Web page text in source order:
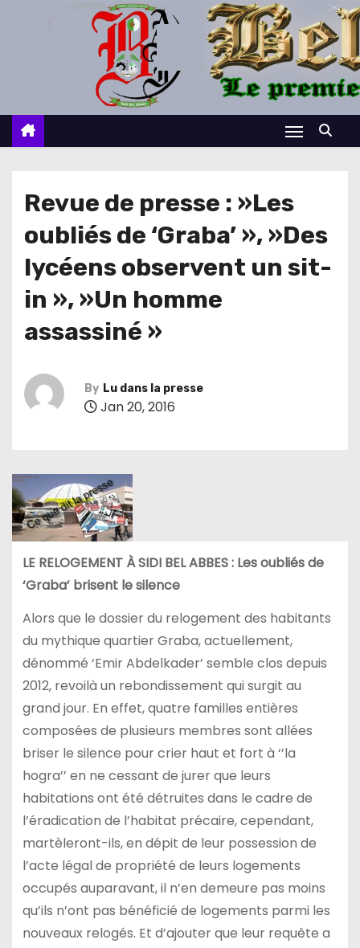
c
Revue de presse : »Les
oubliés de ‘Graba’ », »Des
lycéens observent un sit-
in », »Un homme
assassiné »
By Lu dans la presse
Jan 20, 2016
LE RELOGEMENT À SIDI BEL ABBES : Les oubliés de
‘Graba’ brisent le silence
Alors que le dossier du relogement des habitants
du mythique quartier Graba, actuellement,
dénommé ‘Emir Abdelkader’ semble clos depuis
2012, revoilà un rebondissement qui surgit au
grand jour. En effet, quatre familles entières
composées de plusieurs membres sont allées
briser le silence pour crier haut et fort à ‘’la
hogra’’ en ne cessant de jurer que leurs
habitations ont été détruites dans le cadre de
l’éradication de l’habitat précaire, cependant,
martèleront-ils, en dépit de leur possession de
l’acte légal de propriété de leurs logements
occupés auparavant, il n’en demeure pas moins
qu’ils n’ont pas bénéficié de logements parmi les
nouveaux relogés. Et d’ajouter que leur requête a